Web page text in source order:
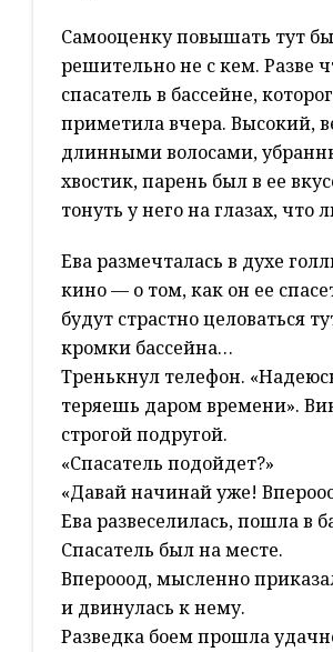
Самооценку повышать тут
решительно не с кем. Разве
спасатель в бассейне,
приметила вчера. Высокий,
длинными волосами,
хвостик, парень был в ее
тонуть у него на глазах, что
Ева размечталась в духе
кино — о том, как он ее
будут страстно целоваться
кромки бассейна…
Тренькнул телефон.
теряешь даром времени».
строгой подругой.
«Спасатель подойдет?»
«Давай начинай уже!
Ева развеселилась, пошла в
Спасатель был на месте.
Вперооод, мысленно
и двинулась к нему.
Разведка боем прошла